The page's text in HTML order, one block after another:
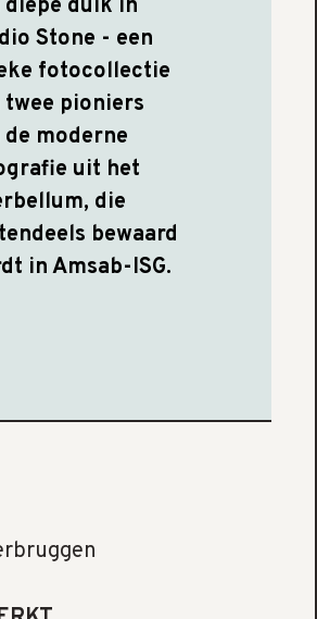
diepe duik in
Stone - een
fotocollectie
twee pioniers
de moderne
uit het
die
bewaard
in Amsab-ISG.